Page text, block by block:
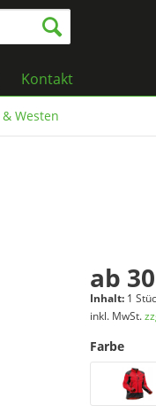
Kontakt
& Westen
ab
Inhalt: 1
inkl. MwSt.
Farbe